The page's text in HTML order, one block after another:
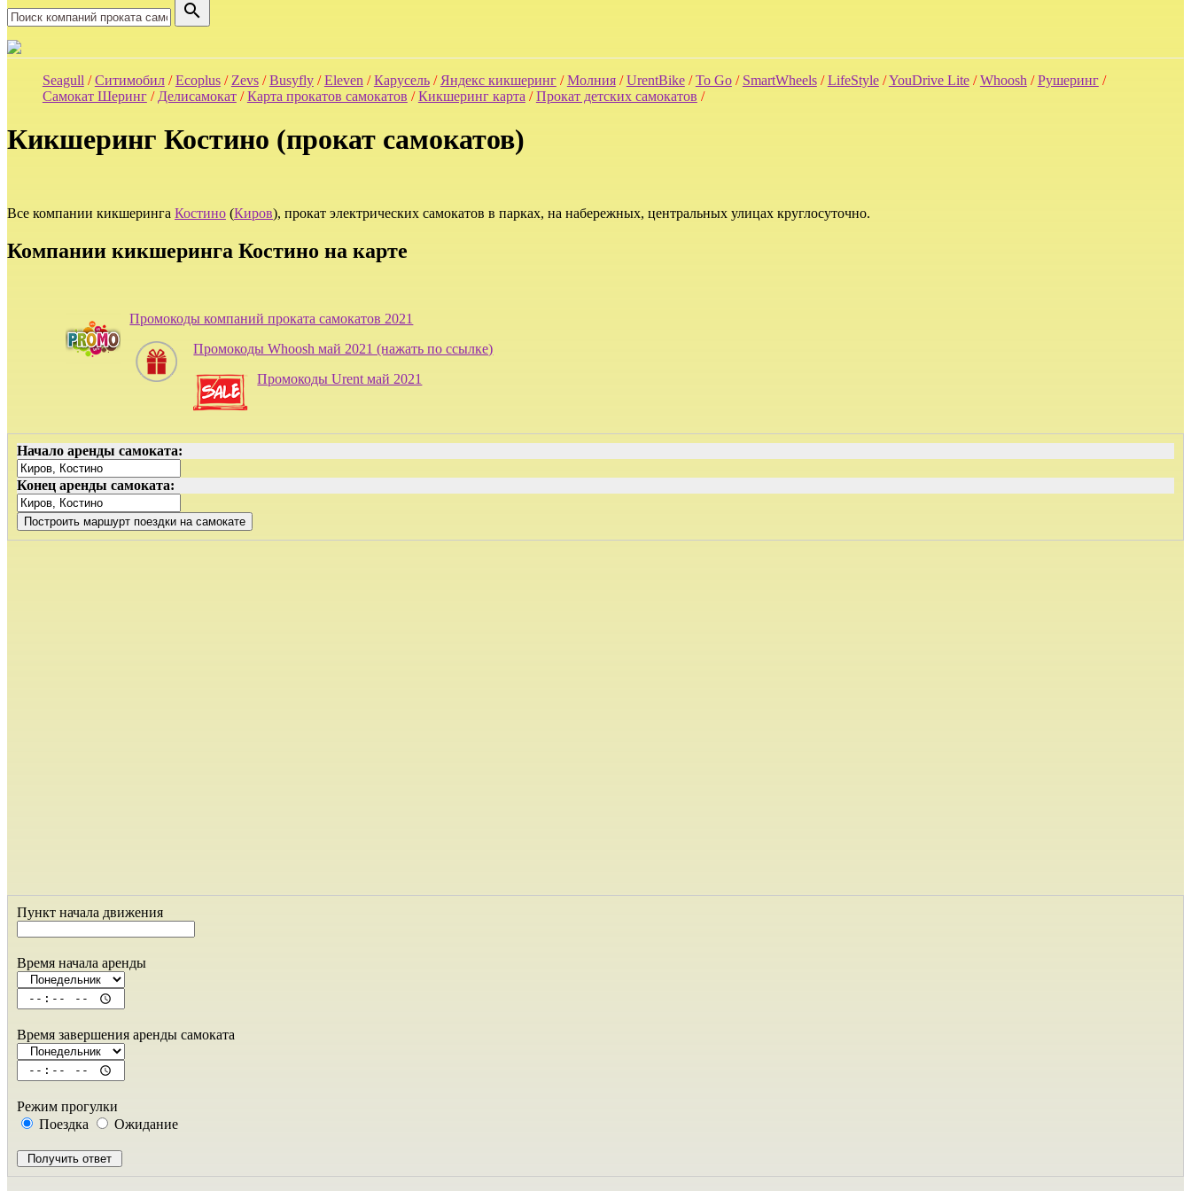
search
Seagull /Ситимобил/Ecoplus/ Zevs/Busyfly/Eleven /Карусель/ Яндекс кикшеринг/Молния/UrentBike/To Go/ SmartWheels/LifeStyle/YouDrive Lite/Whoosh /Рушеринг/
Самокат Шеринг/ Делисамокат/Карта прокатов самокатов /Кикшеринг карта /Прокат детских самокатов /
Кикшеринг Костино (прокат самокатов)
Все компании кикшеринга Костино (Киров), прокат электрических самокатов в парках, на набережных, центральных улицах круглосуточно.
Компании кикшеринга Костино на карте
Промокоды компаний проката самокатов 2021
Промокоды Whoosh май 2021 (нажать по ссылке)
Промокоды Urent май 2021
Начало аренды самоката:
Конец аренды самоката:
Пункт начала движения
Время начала аренды
Время завершения аренды самоката
Режим прогулки
Поездка
Ожидание